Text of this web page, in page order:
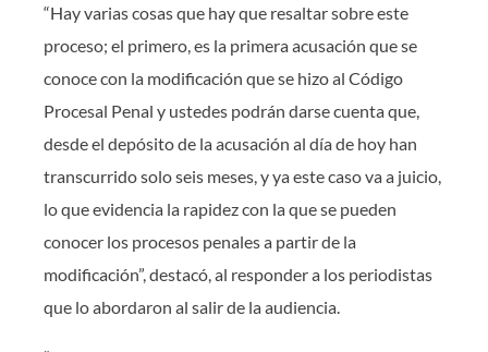
“Hay varias cosas que hay que resaltar sobre este
proceso; el primero, es la primera acusación que se
conoce con la modificación que se hizo al Código
Procesal Penal y ustedes podrán darse cuenta que,
desde el depósito de la acusación al día de hoy han
transcurrido solo seis meses, y ya este caso va a juicio,
lo que evidencia la rapidez con la que se pueden
conocer los procesos penales a partir de la
modificación”, destacó, al responder a los periodistas
que lo abordaron al salir de la audiencia.